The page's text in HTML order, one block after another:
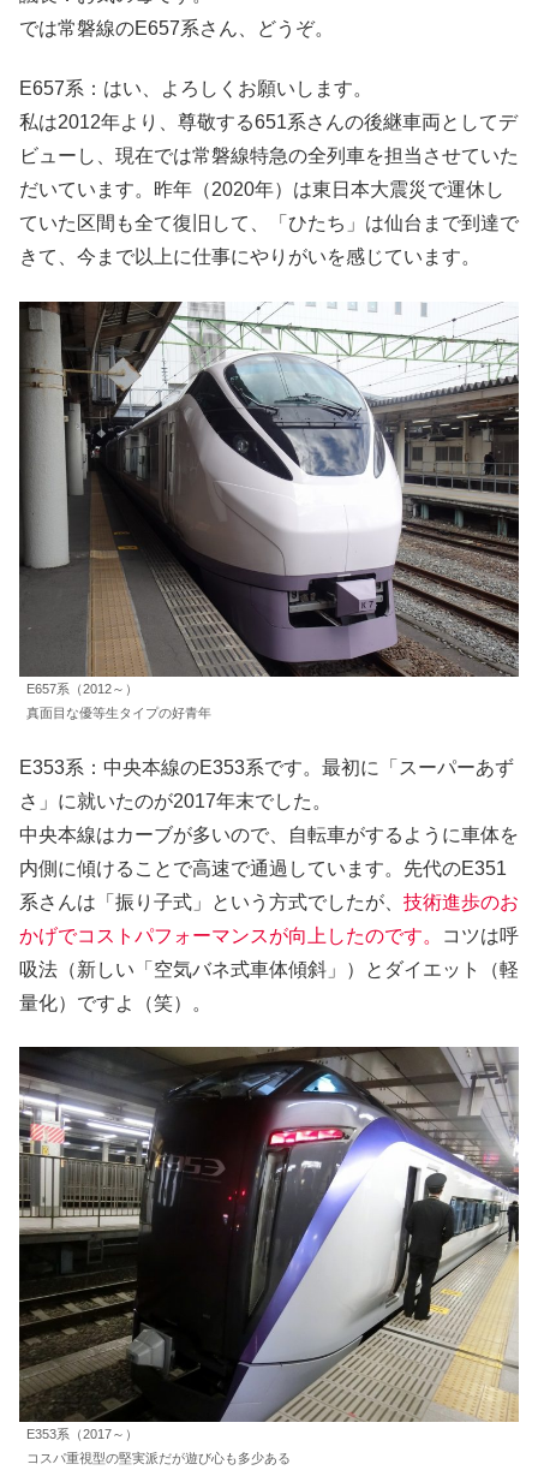
では常磐線のE657系さん、どうぞ。
E657系：はい、よろしくお願いします。
私は2012年より、尊敬する651系さんの後継車両としてデ
ビューし、現在では常磐線特急の全列車を担当させていた
だいています。昨年（2020年）は東日本大震災で運休し
ていた区間も全て復旧して、「ひたち」は仙台まで到達で
きて、今まで以上に仕事にやりがいを感じています。
E657系（2012～）
真面目な優等生タイプの好青年
E353系：中央本線のE353系です。最初に「スーパーあず
さ」に就いたのが2017年末でした。
中央本線はカーブが多いので、自転車がするように車体を
内側に傾けることで高速で通過しています。先代のE351
系さんは「振り子式」という方式でしたが、 技術進歩のお
かげでコストパフォーマンスが向上したのです。
コツは呼
吸法（新しい「空気バネ式車体傾斜」）とダイエット（軽
量化）ですよ（笑）。
E353系（2017～）
コスパ重視型の堅実派だが遊び心も多少ある